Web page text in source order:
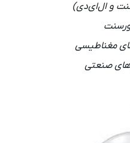
مغناطیسی